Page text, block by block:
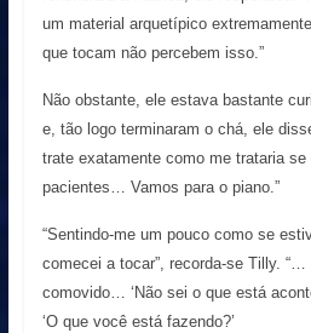
um material arquetípico
que tocam não percebem isso.”
Não obstante, ele estava bastante
e, tão logo terminaram o chá, ele
trate exatamente como me trataria
pacientes… Vamos para o piano.”
“Sentindo-me um pouco como se
comecei a tocar”, recorda-se Tilly.
comovido… ‘Não sei o que está
‘O que você está fazendo?’